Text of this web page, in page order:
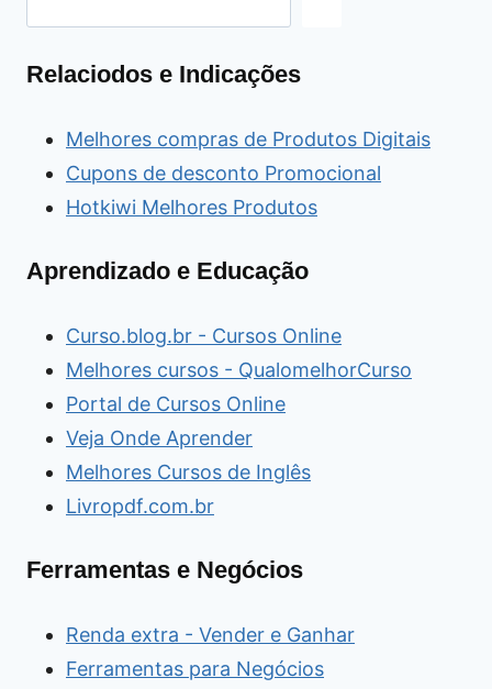
Relaciodos e Indicações
Melhores compras de Produtos Digitais
Cupons de desconto Promocional
Hotkiwi Melhores Produtos
Aprendizado e Educação
Curso.blog.br - Cursos Online
Melhores cursos - QualomelhorCurso
Portal de Cursos Online
Veja Onde Aprender
Melhores Cursos de Inglês
Livropdf.com.br
Ferramentas e Negócios
Renda extra - Vender e Ganhar
Ferramentas para Negócios